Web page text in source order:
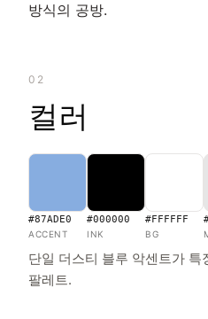
방식의 공방.
02
컬러
#87ADE0
ACCENT
#000000
INK
#FFFFFF
BG
단일 더스티 블루 악센트가 특
팔레트.